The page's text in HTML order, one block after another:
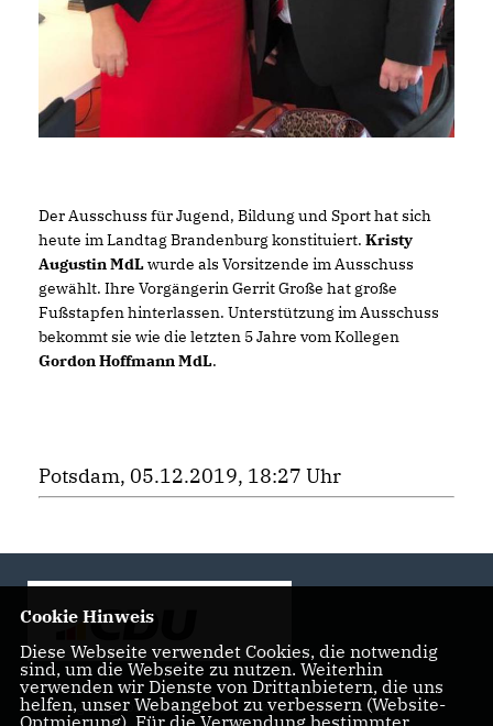
Der Ausschuss für Jugend, Bildung und Sport hat sich
heute im Landtag Brandenburg konstituiert. Kristy
Augustin MdLwurde als Vorsitzende im Ausschuss
gewählt. Ihre Vorgängerin Gerrit Große hat große
Fußstapfen hinterlassen. Unterstützung im Ausschuss
bekommt sie wie die letzten 5 Jahre vom Kollegen
Gordon Hoffmann MdL.
Potsdam, 05.12.2019, 18:27 Uhr
Landtagsabgeordnete der CDU Fraktion im Landtag
Cookie Hinweis
Diese Webseite verwendet Cookies, die notwendig
sind, um die Webseite zu nutzen. Weiterhin
verwenden wir Dienste von Drittanbietern, die uns
helfen, unser Webangebot zu verbessern (Website-
Optmierung). Für die Verwendung bestimmter